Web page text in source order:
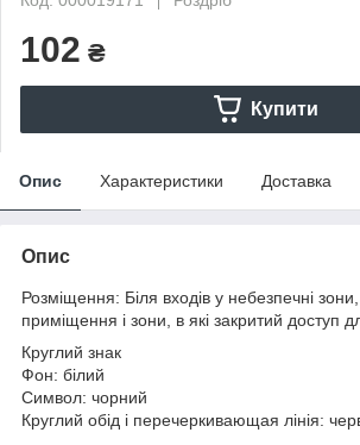
102 ₴
Купити
Опис Характеристики Доставка
Опис
Розміщення: Біля входів у небезпечні
приміщення і зони, в які закритий доступ
Круглий знак
Фон: білий
Символ: чорний
Круглий обід і перечеркивающая лінія: